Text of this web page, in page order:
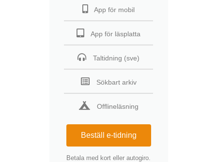
App för mobil
App för läsplatta
Taltidning (sve)
Sökbart arkiv
Offlineläsning
Beställ e-tidning
Betala med kort eller autogiro.